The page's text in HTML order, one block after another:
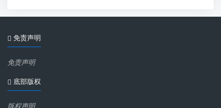
免责声明
免责声明
底部版权
版权声明